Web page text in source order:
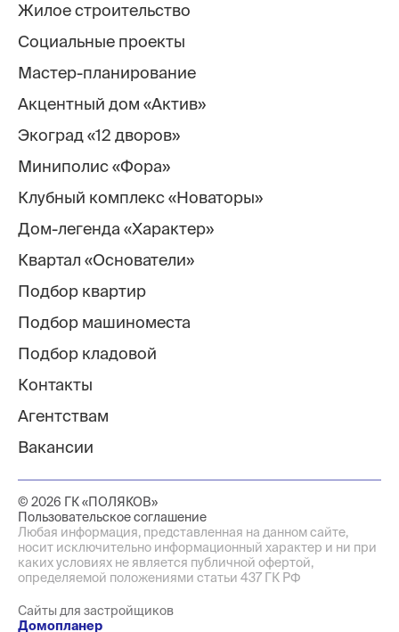
Жилое строительство
Социальные проекты
Мастер-планирование
Акцентный дом «Актив»
Экоград «12 дворов»
Миниполис «Фора»
Клубный комплекс «Новаторы»
Дом-легенда «Характер»
Квартал «Основатели»
Подбор квартир
Подбор машиноместа
Подбор кладовой
Контакты
Агентствам
Вакансии
© 2026 ГК «ПОЛЯКОВ»
Пользовательское соглашение
Любая информация, представленная на данном сайте,
носит исключительно информационный характер и ни при
каких условиях не является публичной офертой,
определяемой положениями статьи 437 ГК РФ
Сайты для застройщиков
Домопланер